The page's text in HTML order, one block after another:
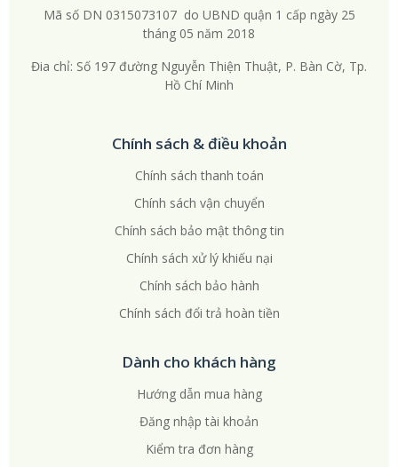
Mã số DN 0315073107 do UBND quận 1 cấp ngày 25
tháng 05 năm 2018
Đia chỉ: Số 197 đường Nguyễn Thiện Thuật, P. Bàn Cờ, Tp.
Hồ Chí Minh
Chính sách & điều khoản
Chính sách thanh toán
Chính sách vận chuyển
Chính sách bảo mật thông tin
Chính sách xử lý khiếu nại
Chính sách bảo hành
Chính sách đổi trả hoàn tiền
Dành cho khách hàng
Hướng dẫn mua hàng
Đăng nhập tài khoản
Kiểm tra đơn hàng